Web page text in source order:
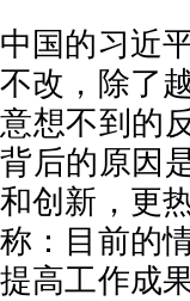
中国的习近
不改，除了
意想不到的
背后的原因
和创新，更
称：目前的
提高工作成